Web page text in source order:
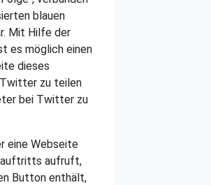
blauen
Mit Hilfe der
es möglich einen
dieses
zu teilen
bei Twitter zu
eine Webseite
aufruft,
Button enthält,